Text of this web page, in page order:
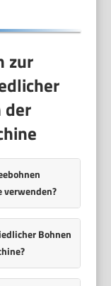
zur
der
verwenden?
Bohnen